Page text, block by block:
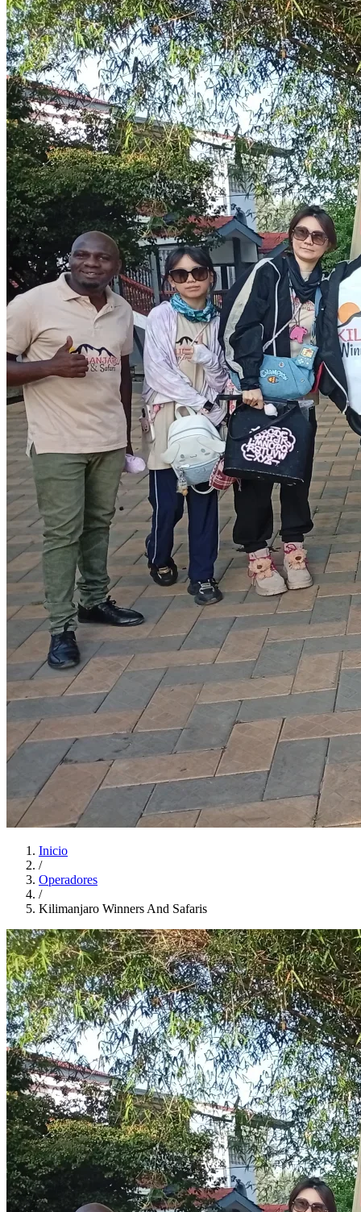
Inicio
/
Operadores
/
Kilimanjaro Winners And Safaris